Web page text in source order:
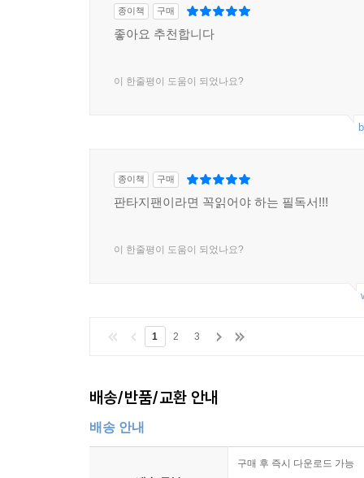
종이책 구매
좋아요 추천합니다
이 한줄평이 도움이 되었나요?
종이책 구매
판타지팬이라면 꼭읽어야 하는 필독서!!!
이 한줄평이 도움이 되었나요?
1 2 3
배송/반품/교환 안내
배송 안내
구매 후 즉시 다운로드 가능